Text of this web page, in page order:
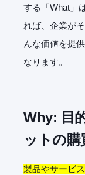
する「What」
れば、企業が
んな価値を提
なります。
Why: 目
ットの購
製品やサービ